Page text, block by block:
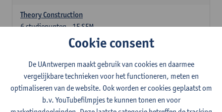
Theory Construction
1E SEM
6studiepunten
Reda Mahajar
Algemeen vormende opleidingsonderdelen (15
studiepunten)
Sociale ongelijkheid: klasse, gender, etniciteit
1E SEM
3
studiepunten
Cookie consent
De UAntwerpen maakt gebruik van cookies en daarmee
vergelijkbare technieken voor het functioneren, meten en
optimaliseren van de website. Ook worden er cookies geplaatst om
b.v. YouTubefilmpjes te kunnen tonen en voor